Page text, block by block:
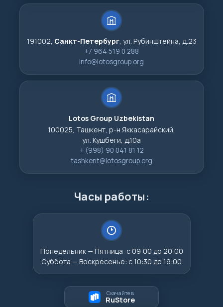
191002, Санкт-Петербург, ул. Рубинштейна, д.23
+7 964 519 0 288
info@lotosgroup.org
Lotos Group Uzbekistan
100025, Ташкент, р-н Яккасарайский,
ул. Кушбеги, д.10а
+ (998) 90 041 81 12
tashkent@lotosgroup.org
Часы работы:
Понедельник — Пятница: с 09:00 до 20:00
Суббота — Воскресенье: с 10:30 до 19:00
Скачайте в
RuStore